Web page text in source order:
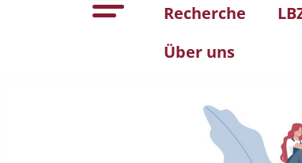
Recherche
Über uns